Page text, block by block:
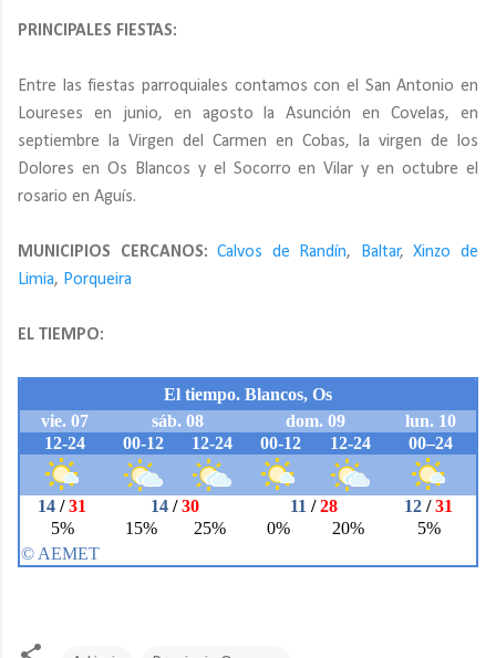
PRINCIPALES FIESTAS:
Entre las fiestas parroquiales contamos con el San Antonio en
Loureses en junio, en agosto la Asunción en Covelas, en
septiembre la Virgen del Carmen en Cobas, la virgen de los
Dolores en Os Blancos y el Socorro en Vilar y en octubre el
rosario en Aguís.
MUNICIPIOS CERCANOS: Calvos de Randín, Baltar,Xinzo de
Limia, Porqueira
EL TIEMPO: